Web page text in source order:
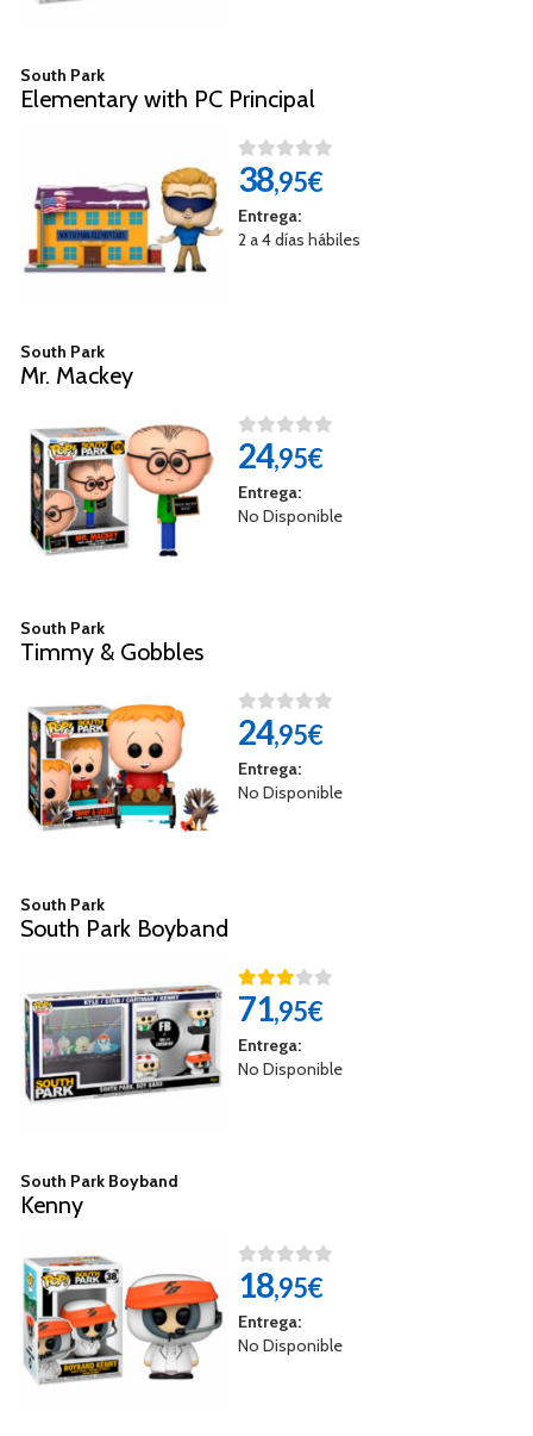
South Park
Elementary with PC Principal
38,95€
Entrega:
2 a 4 días hábiles
South Park
Mr. Mackey
24,95€
Entrega:
No Disponible
South Park
Timmy & Gobbles
24,95€
Entrega:
No Disponible
South Park
South Park Boyband
71,95€
Entrega:
No Disponible
South Park Boyband
Kenny
18,95€
Entrega:
No Disponible